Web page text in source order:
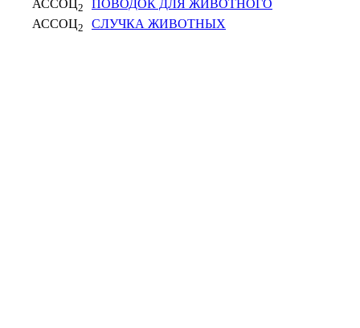
АССОЦ2
ПОВОДОК ДЛЯ ЖИВОТНОГО
АССОЦ2 СЛУЧКА ЖИВОТНЫХ